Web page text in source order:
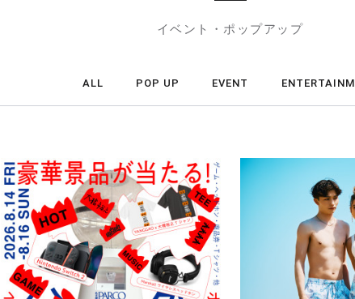
イベント・ポップアップ
ALL POP UP EVENT